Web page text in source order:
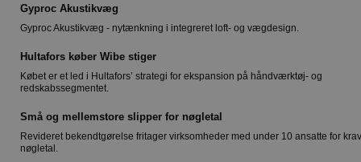
Gyproc Akustikvæg
Gyproc Akustikvæg - nytænkning i integreret loft- og vægdesign.
Hultafors køber Wibe stiger
Købet er et led i Hultafors’ strategi for ekspansion på håndværktøj- og
redskabssegmentet.
Små og mellemstore slipper for nøgletal
Revideret bekendtgørelse fritager virksomheder med under 10 ansatte for
nøgletal.